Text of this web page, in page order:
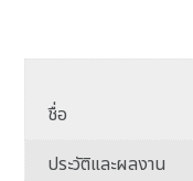
ชื่อ
ประวัติและผลงาน